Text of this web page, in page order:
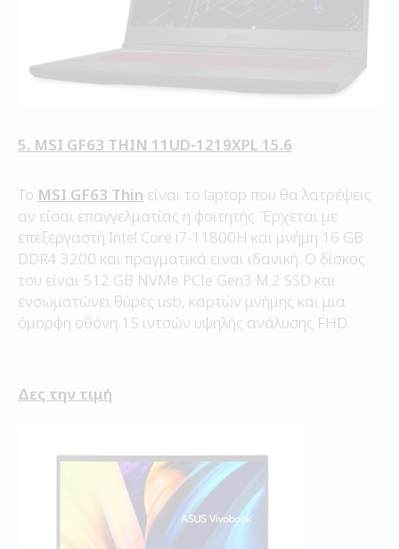
5. MSI GF63 THIN 11UD-1219XPL 15.6
Το MSI GF63 Thin είναι το laptop που θα λατρέψεις
αν είσαι επαγγελματίας η φοιτητής. Έρχεται με
επεξεργαστή Intel Core i7-11800H και μνήμη 16 GB
DDR4 3200 και πραγματικά ειναι ιδανική. Ο δίσκος
του είναι 512 GB NVMe PCIe Gen3 M.2 SSD και
ενσωματώνει θύρες usb, καρτών μνήμης και μια
όμορφη οθόνη 15 ιντσών υψηλής ανάλυσης FHD.
Δες την τιμή